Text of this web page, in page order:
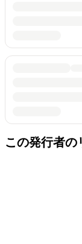
この発行者の